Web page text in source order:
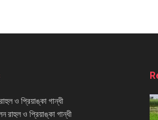
ও প্রিয়াঙ্কা গান্ধী
রাহুল ও প্রিয়াঙ্কা গান্ধী